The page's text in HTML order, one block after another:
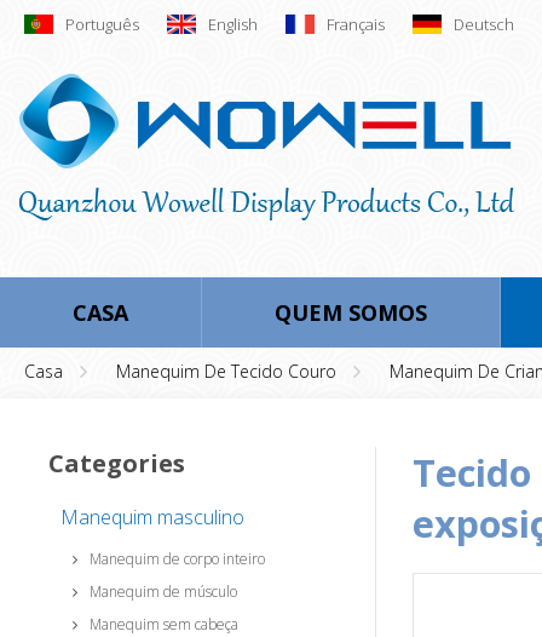
Português English Français Deutsch
CASA QUEM SOMOS
Casa Manequim De Tecido Couro Manequim De
Categories
Manequim masculino
Manequim de corpo inteiro
Manequim de músculo
Manequim sem cabeça
tecido coberto crianças manequim para